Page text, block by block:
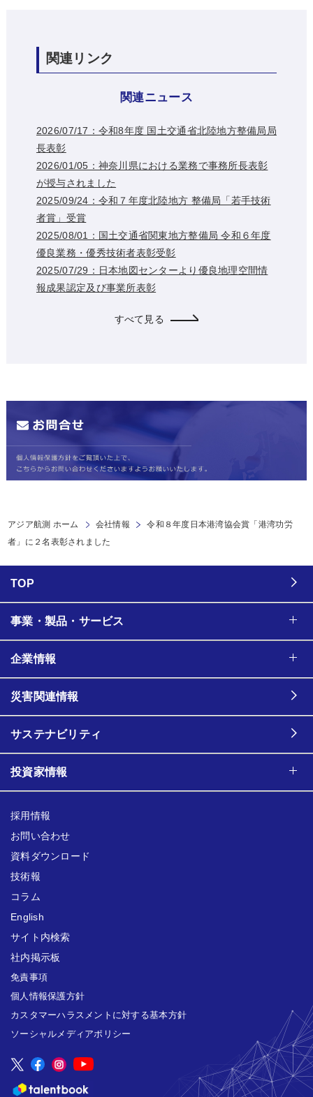
関連リンク
関連ニュース
2026/07/17：令和8年度 国土交通省北陸地方整備局局
長表彰
2026/01/05：神奈川県における業務で事務所長表彰
が授与されました
2025/09/24：令和７年度北陸地方 整備局「若手技術
者賞」受賞
2025/08/01：国土交通省関東地方整備局 令和６年度
優良業務・優秀技術者表彰受彰
2025/07/29：日本地図センターより優良地理空間情
報成果認定及び事業所表彰
すべて見る
アジア航測 ホーム 会社情報
令和８年度日本港湾協会賞「港湾功労
者」に２名表彰されました
TOP
事業・製品・サービス
企業情報
災害関連情報
サステナビリティ
投資家情報
採用情報
お問い合わせ
資料ダウンロード
技術報
コラム
English
サイト内検索
社内掲示板
免責事項
個人情報保護方針
カスタマーハラスメントに対する基本方針
ソーシャルメディアポリシー